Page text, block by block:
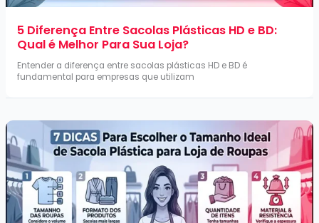
5 Diferença Entre Sacolas Plásticas HD e BD:
Qual é Melhor Para Sua Loja?
Entender a diferença entre sacolas plásticas HD e BD é
fundamental para empresas que utilizam